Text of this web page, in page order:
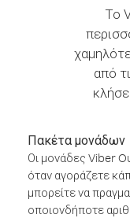
Το
από
Πακέτα μονάδων
Οι μονάδες Viber
όταν αγοράζετε
μπορείτε να
οποιονδήποτε